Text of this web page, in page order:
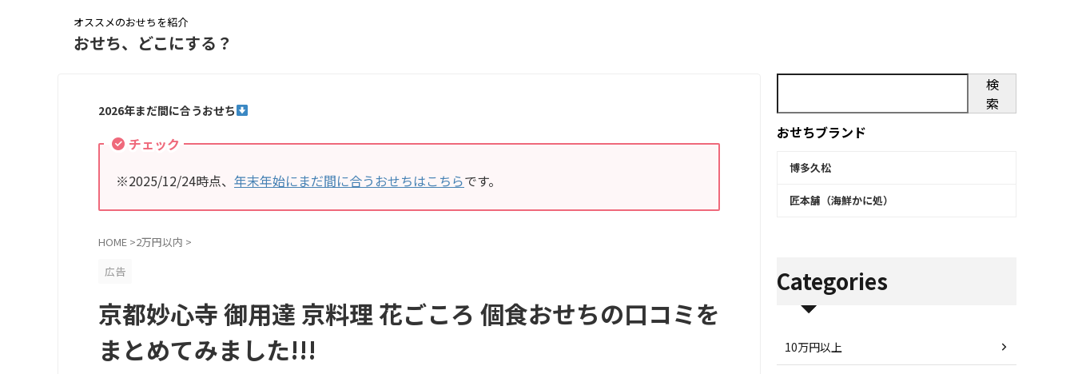
オススメのおせちを紹介
おせち、どこにする？
2026年まだ間に合うおせち
チェック
※2025/12/24時点、 年末年始にまだ間に合うおせちはこちらです。
HOME >2万円以内 >
広告
京都妙心寺 御用達 京料理 花ごころ 個食おせちの口コミを
まとめてみました!!!
検
索
おせちブランド
博多久松
匠本舗（海鮮かに処）
Categories
10万円以上